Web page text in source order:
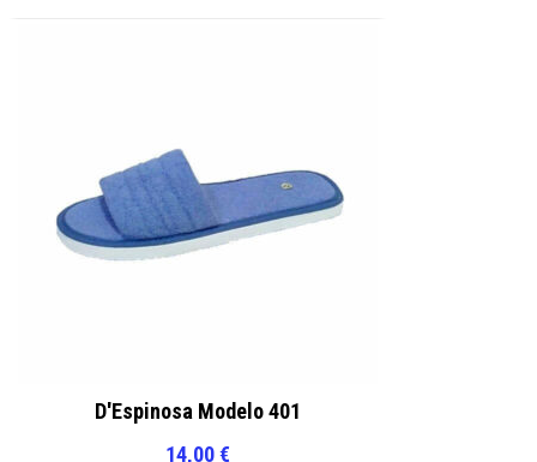
D'Espinosa Modelo 401
14,00€